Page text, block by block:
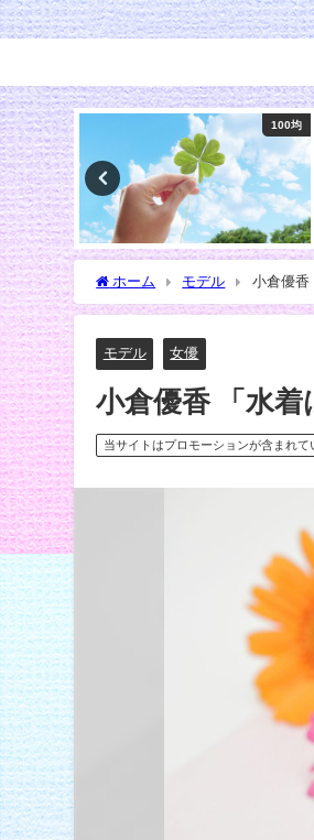
100均 マツコ会議
ホーム モデル 小倉優香
モデル 女優
小倉優香 「水
当サイトはプロモーションが含まれて